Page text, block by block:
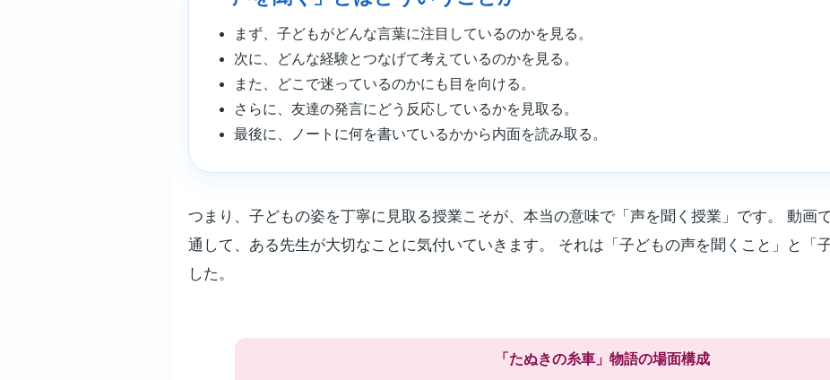
まず、子どもがどんな言葉に注目しているのかを見る。
次に、どんな経験とつなげて考えているのかを見る。
また、どこで迷っているのかにも目を向ける。
さらに、友達の発言にどう反応しているかを見取る。
最後に、ノートに何を書いているかから内面を読み取る。
つまり、子どもの姿を丁寧に見取る授業こそが、本当の意味で「声を聞く授業」です。 動画
通して、ある先生が大切なことに気付いていきます。 それは「子どもの声を聞くこと」と「
した。
「たぬきの糸車」物語の場面構成